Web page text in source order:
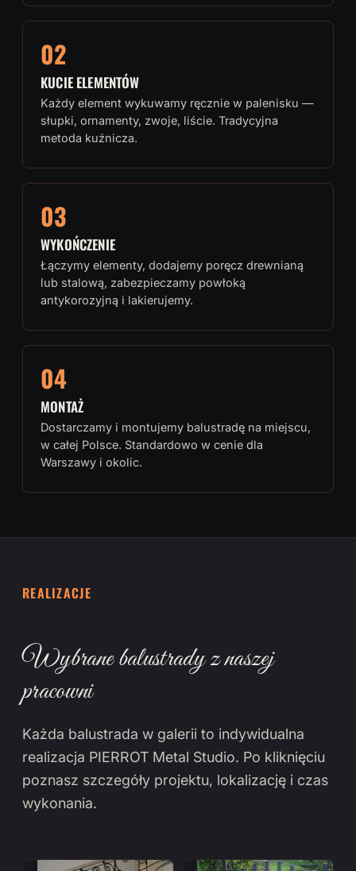
02
KUCIE ELEMENTÓW
Każdy element wykuwamy ręcznie w palenisku —
słupki, ornamenty, zwoje, liście. Tradycyjna
metoda kuźnicza.
03
WYKOŃCZENIE
Łączymy elementy, dodajemy poręcz drewnianą
lub stalową, zabezpieczamy powłoką
antykorozyjną i lakierujemy.
04
MONTAŻ
Dostarczamy i montujemy balustradę na miejscu,
w całej Polsce. Standardowo w cenie dla
Warszawy i okolic.
REALIZACJE
Wybrane balustrady z naszej
pracowni
Każda balustrada w galerii to indywidualna
realizacja PIERROT Metal Studio. Po kliknięciu
poznasz szczegóły projektu, lokalizację i czas
wykonania.